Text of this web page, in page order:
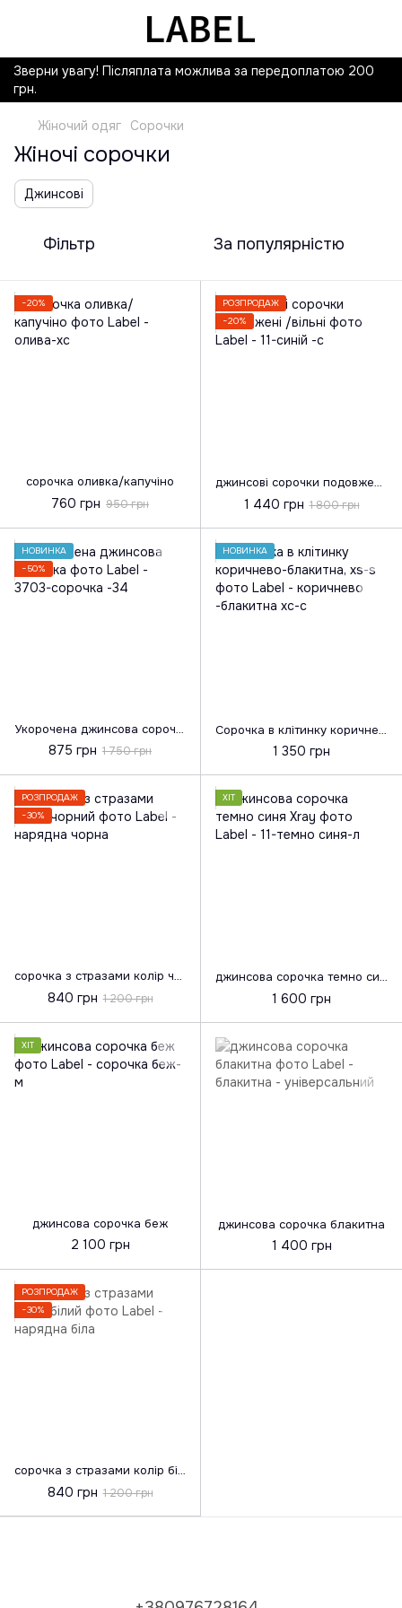
Зверни увагу! Післяплата можлива за передоплатою 200
грн.
Жіночий одяг Сорочки
Жіночі сорочки
Джинсові
Фільтр За популярністю
−20%
сорочка оливка/капучіно
760 грн 950 грн
РОЗПРОДАЖ
−20%
джинсові сорочки подовжені /вільні
1 440 грн 1 800 грн
НОВИНКА
−50%
Укорочена джинсова сорочка
875 грн 1 750 грн
НОВИНКА
Сорочка в клітинку коричнево-блакитна, xs-s
1 350 грн
РОЗПРОДАЖ
−30%
сорочка з стразами колір чорний
840 грн 1 200 грн
ХІТ
джинсова сорочка темно синя Хray
1 600 грн
ХІТ
джинсова сорочка беж
2 100 грн
джинсова сорочка блакитна
1 400 грн
РОЗПРОДАЖ
−30%
сорочка з стразами колір білий
840 грн 1 200 грн